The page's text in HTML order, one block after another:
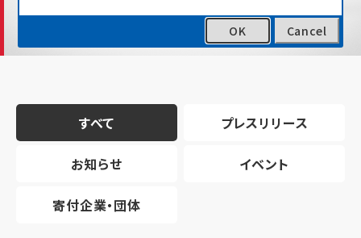
すべて プレスリリース
お知らせ イベント
寄付企業・団体
OK Cancel